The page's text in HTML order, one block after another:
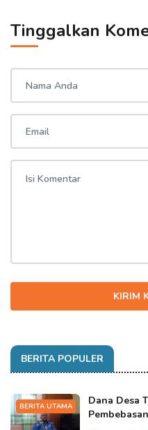
Tinggalkan
KIRIM
BERITA POPULER
BERITA UTAMA
Dana Desa